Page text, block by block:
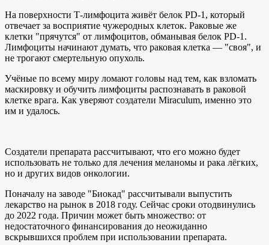
На поверхности Т-лимфоцита живёт белок PD-1, который
отвечает за восприятие чужеродных клеток. Раковые же
клетки "прячутся" от лимфоцитов, обманывая белок PD-1.
Лимфоциты начинают думать, что раковая клетка — "своя", и
не трогают смертельную опухоль.
Учёные по всему миру ломают головы над тем, как взломать
маскировку и обучить лимфоциты распознавать в раковой
клетке врага. Как уверяют создатели Miraculum, именно это
им и удалось.
Создатели препарата рассчитывают, что его можно будет
использовать не только для лечения меланомы и рака лёгких,
но и других видов онкологии.
Поначалу на заводе "Биокад" рассчитывали выпустить
лекарство на рынок в 2018 году. Сейчас сроки отодвинулись
до 2022 года. Причин может быть множество: от
недостаточного финансирования до неожиданно
вскрывшихся проблем при использовании препарата.